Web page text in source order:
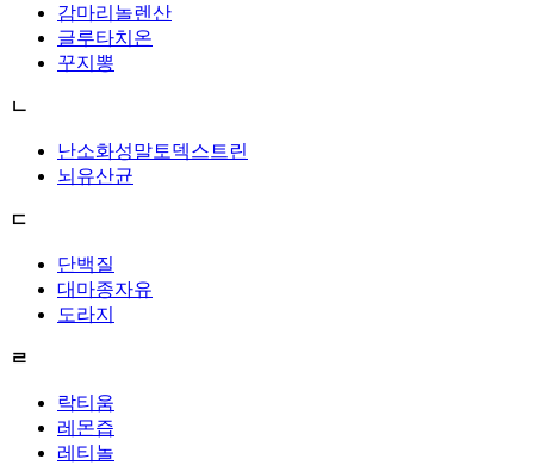
감마리놀렌산
글루타치온
꾸지뽕
ㄴ
난소화성말토덱스트린
뇌유산균
ㄷ
단백질
대마종자유
도라지
ㄹ
락티움
레몬즙
레티놀